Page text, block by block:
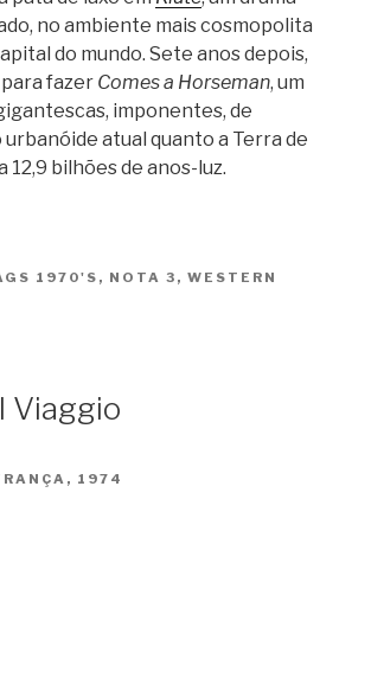
no ambiente mais cosmopolita
do mundo. Sete anos depois,
fazer Comes a Horseman, um
imponentes, de
atual quanto a Terra de
12,9 bilhões de anos-luz.
1970'S , NOTA 3 , WESTERN
Viaggio
1974